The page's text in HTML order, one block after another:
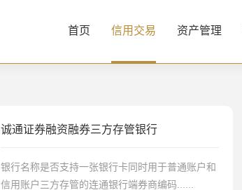
首页 信用交易 资产管理
诚通证券融资融券三方存管银行
银行名称是否支持一张银行卡同时用于普通账户和
信用账户三方存管的连通银行端券商编码......